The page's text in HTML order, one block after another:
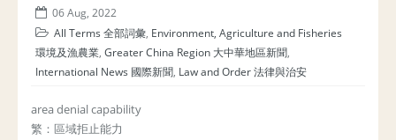
06 Aug, 2022
All Terms 全部詞彙, Environment, Agriculture and Fisheries
環境及漁農業, Greater China Region 大中華地區新聞,
International News 國際新聞, Law and Order 法律與治安
area denial capability
繁：區域拒止能力